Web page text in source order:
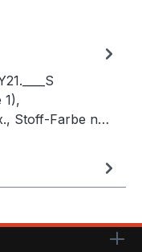
1),
Stoff-Farbe n…